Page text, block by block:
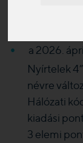
a 2026.
Nyírtelek
névre
Hálózati
kiadási
3 elemi